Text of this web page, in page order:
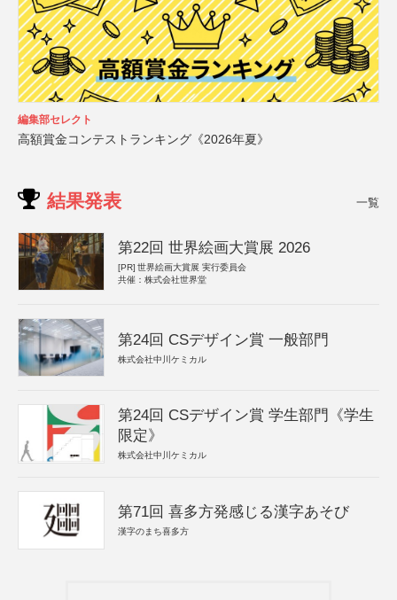
編集部セレクト
高額賞金コンテストランキング《2026年夏》
結果発表 一覧
第22回 世界絵画大賞展 2026
[PR] 世界絵画大賞展 実行委員会
共催：株式会社世界堂
第24回 CSデザイン賞 一般部門
株式会社中川ケミカル
第24回 CSデザイン賞 学生部門《学生
限定》
株式会社中川ケミカル
第71回 喜多方発感じる漢字あそび
漢字のまち喜多方